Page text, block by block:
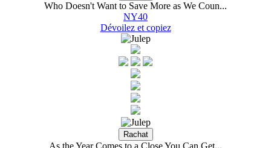
Who Doesn't Want to Save More as We Coun...
NY40
Dévoilez et copiez
As the Year Comes to a Close You Can Get...